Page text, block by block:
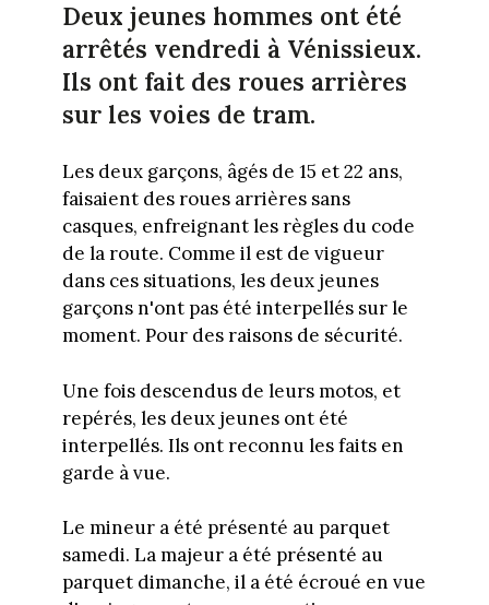
Deux jeunes hommes ont été
arrêtés vendredi à Vénissieux.
Ils ont fait des roues arrières
sur les voies de tram.
Les deux garçons, âgés de 15 et 22 ans,
faisaient des roues arrières sans
casques, enfreignant les règles du code
de la route. Comme il est de vigueur
dans ces situations, les deux jeunes
garçons n'ont pas été interpellés sur le
moment. Pour des raisons de sécurité.
Une fois descendus de leurs motos, et
repérés, les deux jeunes ont été
interpellés. Ils ont reconnu les faits en
garde à vue.
Le mineur a été présenté au parquet
samedi. La majeur a été présenté au
parquet dimanche, il a été écroué en vue